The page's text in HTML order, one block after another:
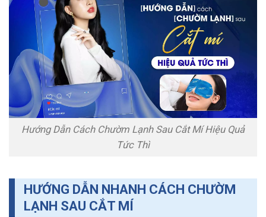
Hướng Dẫn Cách Chườm Lạnh Sau Cắt Mí Hiệu Quả
Tức Thì
HƯỚNG DẪN NHANH CÁCH CHƯỜM
LẠNH SAU CẮT MÍ